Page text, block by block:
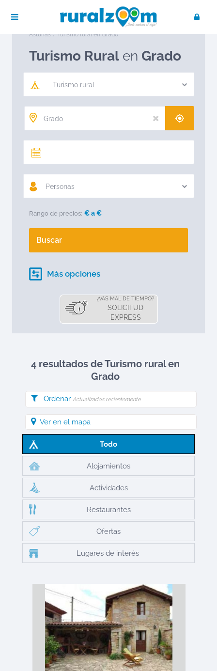
Turismo rural en EspañaTurismo rural en
Asturias
Turismo rural en Grado
Turismo Rural en Grado
Turismo rural
Personas
Rango de precios: € a€
Buscar
Más opciones
¿VAS MAL DE TIEMPO?
SOLICITUD
EXPRESS
4 resultados de Turismo rural en
Grado
Ordenar Actualizados recientemente
Ver en el mapa
Todo
Alojamientos
Actividades
Restaurantes
Ofertas
Lugares de interés